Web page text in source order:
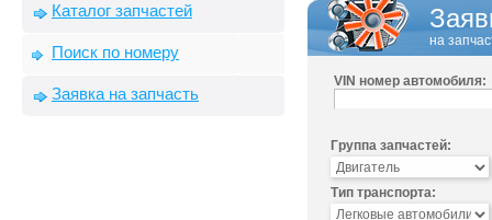
Каталог запчастей
Поиск по номеру
Заявка на запчасть
на
VIN номер автомобиля:
Группа запчастей:
Тип транспорта: